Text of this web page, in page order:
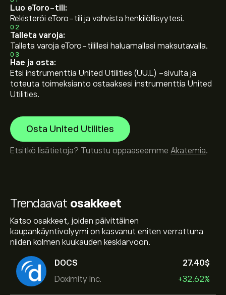
Trendaavat osakkeet
Katso osakkeet, joiden päivittäinen
kaupankäyntivolyymi on kasvanut eniten verrattuna
niiden kolmen kuukauden keskiarvoon.
DOCS
Doximity Inc.
27.40‎$‎
+32.62%
Luo eToro-tili:
Rekisteröi eToro-tili ja vahvista henkilöllisyytesi.
02
Talleta varoja:
Talleta varoja eToro-tilillesi haluamallasi maksutavalla.
03
Hae ja osta:
Etsi instrumenttia United Utilities (UU.L) -sivulta ja
toteuta toimeksianto ostaaksesi instrumenttia United
Utilities.
Osta United Utilities
Etsitkö lisätietoja? Tutustu oppaaseemme Akatemia.